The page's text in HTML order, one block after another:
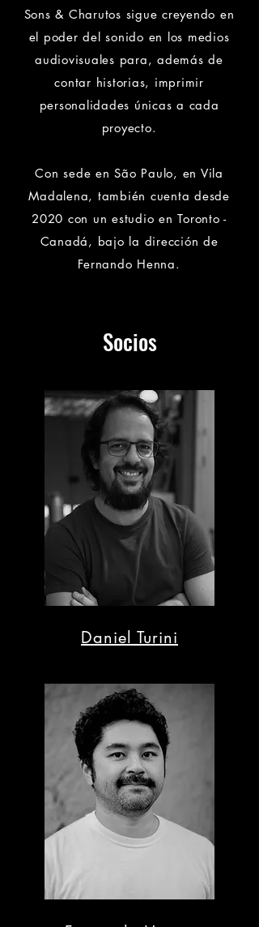
Sons & Charutos sigue creyendo en
el poder del sonido en los medios
audiovisuales para, además de
contar historias, imprimir
personalidades únicas a cada
proyecto.
Con sede en São Paulo, en Vila
Madalena, también cuenta desde
2020 con un estudio en Toronto -
Canadá, bajo la dirección de
Fernando Henna.
Socios
Daniel Turini